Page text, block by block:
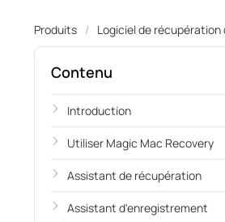
Produits Logiciel de récupération
Contenu
Introduction
Utiliser Magic Mac Recovery
Assistant de récupération
Assistant d'enregistrement